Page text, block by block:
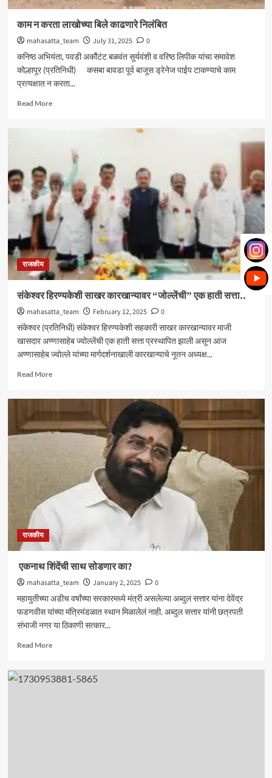
काम न करता लाखोच्या बिले काढणारे निलंबित
mahasatta_team July 31, 2025
0
कनिष्ठ अभियंता, पवडी अकौंटंट बळवंत सुर्यवंशी व वरिष्ठ लिपीक यांचा समावेश
कोल्हापूर (प्रतिनिधी) कसबा बावडा पूर्व बाजूस ड्रेनेज पाईप टाकण्याचे काम
प्रत्यक्षात न करता...
Read MoreRead
लाखोच्या
बिले
काढणारे
निलंबित
राजकीय
संकेश्वर हिरण्यकेशी साखर कारखान्यावर “जोल्लेंची” एक हाती सत्ता..
mahasatta_team February 12, 2025
0
संकेश्वर (प्रतिनिधी) संकेश्वर हिरण्यकेशी सहकारी साखर कारखान्यावर माजी
खासदार अण्णासाहेब ज्वोल्लेंची एक हाती सत्ता प्रस्थापित झाली असून आज
अण्णासाहेब ज्वोल्ले यांच्या मार्गदर्शनाखाली कारखान्याचे नूतन अध्यक्ष...
Read MoreRead
साखर
सत्ता..
राजकीय
एकनाथ शिंदेंची साथ सोडणार का?
mahasatta_team January 2, 2025
0
महायुतीच्या अडीच वर्षांच्या सरकारमध्ये मंत्री असलेल्या अब्दुल सत्तार यांना देवेंद्र
फडणवीस यांच्या मंत्रिमंडळात स्थान मिळालेलं नाही. अब्दुल सत्तार यांनी छत्रपती
संभाजी नगर या ठिकाणी सत्कार...
Read MoreRead
एकनाथ